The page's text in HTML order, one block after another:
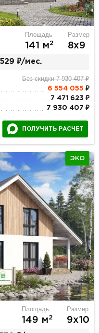
Площадь
141 м2
Размер
8х9
₽/мес.
Без скидки 7 930 407 ₽
6 554 055 ₽
7 471 623 ₽
7 930 407 ₽
ПОЛУЧИТЬ РАСЧЕТ
ЭКО
Площадь
149 м2
Размер
9х10